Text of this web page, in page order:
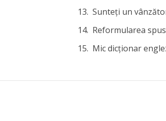
Sunteți un
Reformularea
Mic dicționar